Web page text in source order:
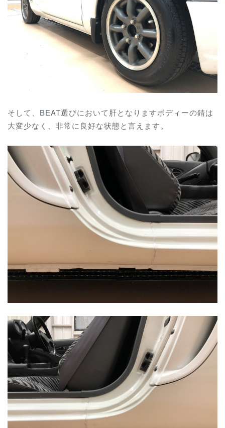
そして、BEAT選びにおいて肝となりますボディーの錆は
大変少なく、非常に良好な状態と言えます。